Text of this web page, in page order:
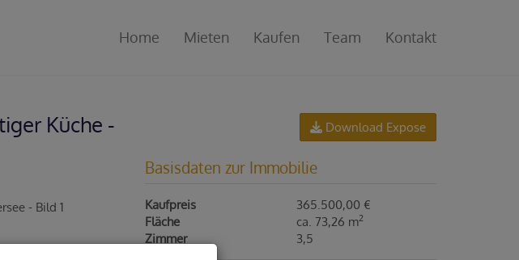
Home Mieten Kaufen Team Kontakt
Küche -
Download Expose
Basisdaten zur Immobilie
Kaufpreis
365.500,00 €
Fläche
ca. 73,26 m2
Zimmer 3,5